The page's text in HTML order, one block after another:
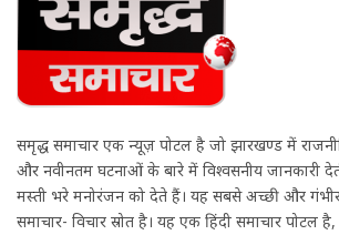
समृद्ध समाचार एक न्यूज़ पोर्टल है जो झारखण्ड में
और नवीनतम घटनाओं के बारे में विश्वसनीय जानकारी
मस्ती भरे मनोरंजन को देते हैं। यह सबसे अच्छी और गंभीर
समाचार- विचार स्रोत है। यह एक हिंदी समाचार पोर्टल